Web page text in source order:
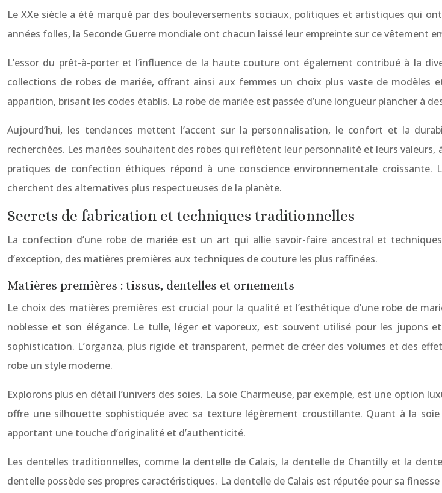
Le XXe siècle a été marqué par des bouleversements sociaux, politiques et artistiques qui
années folles, la Seconde Guerre mondiale ont chacun laissé leur empreinte sur ce vêtement
L’essor du prêt-à-porter et l’influence de la haute couture ont également contribué à la
collections de robes de mariée, offrant ainsi aux femmes un choix plus vaste de
apparition, brisant les codes établis. La robe de mariée est passée d’une longueur plancher à
Aujourd’hui, les tendances mettent l’accent sur la personnalisation, le confort et la
recherchées. Les mariées souhaitent des robes qui reflètent leur personnalité et leurs
pratiques de confection éthiques répond à une conscience environnementale
cherchent des alternatives plus respectueuses de la planète.
Secrets de fabrication et techniques traditionnelles
La confection d’une robe de mariée est un art qui allie savoir-faire ancestral et
d’exception, des matières premières aux techniques de couture les plus raffinées.
Matières premières : tissus, dentelles et ornements
Le choix des matières premières est crucial pour la qualité et l’esthétique d’une robe de
noblesse et son élégance. Le tulle, léger et vaporeux, est souvent utilisé pour les jupons
sophistication. L’organza, plus rigide et transparent, permet de créer des volumes et des
robe un style moderne.
Explorons plus en détail l’univers des soies. La soie Charmeuse, par exemple, est une option
offre une silhouette sophistiquée avec sa texture légèrement croustillante. Quant à la
apportant une touche d’originalité et d’authenticité.
Les dentelles traditionnelles, comme la dentelle de Calais, la dentelle de Chantilly et la
dentelle possède ses propres caractéristiques. La dentelle de Calais est réputée pour sa